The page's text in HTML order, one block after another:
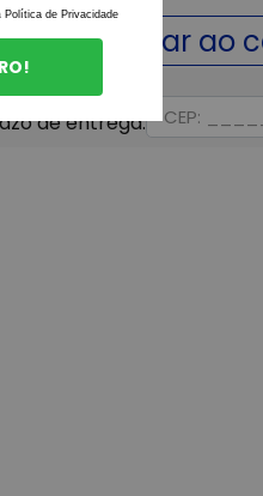
Política de Privacidade